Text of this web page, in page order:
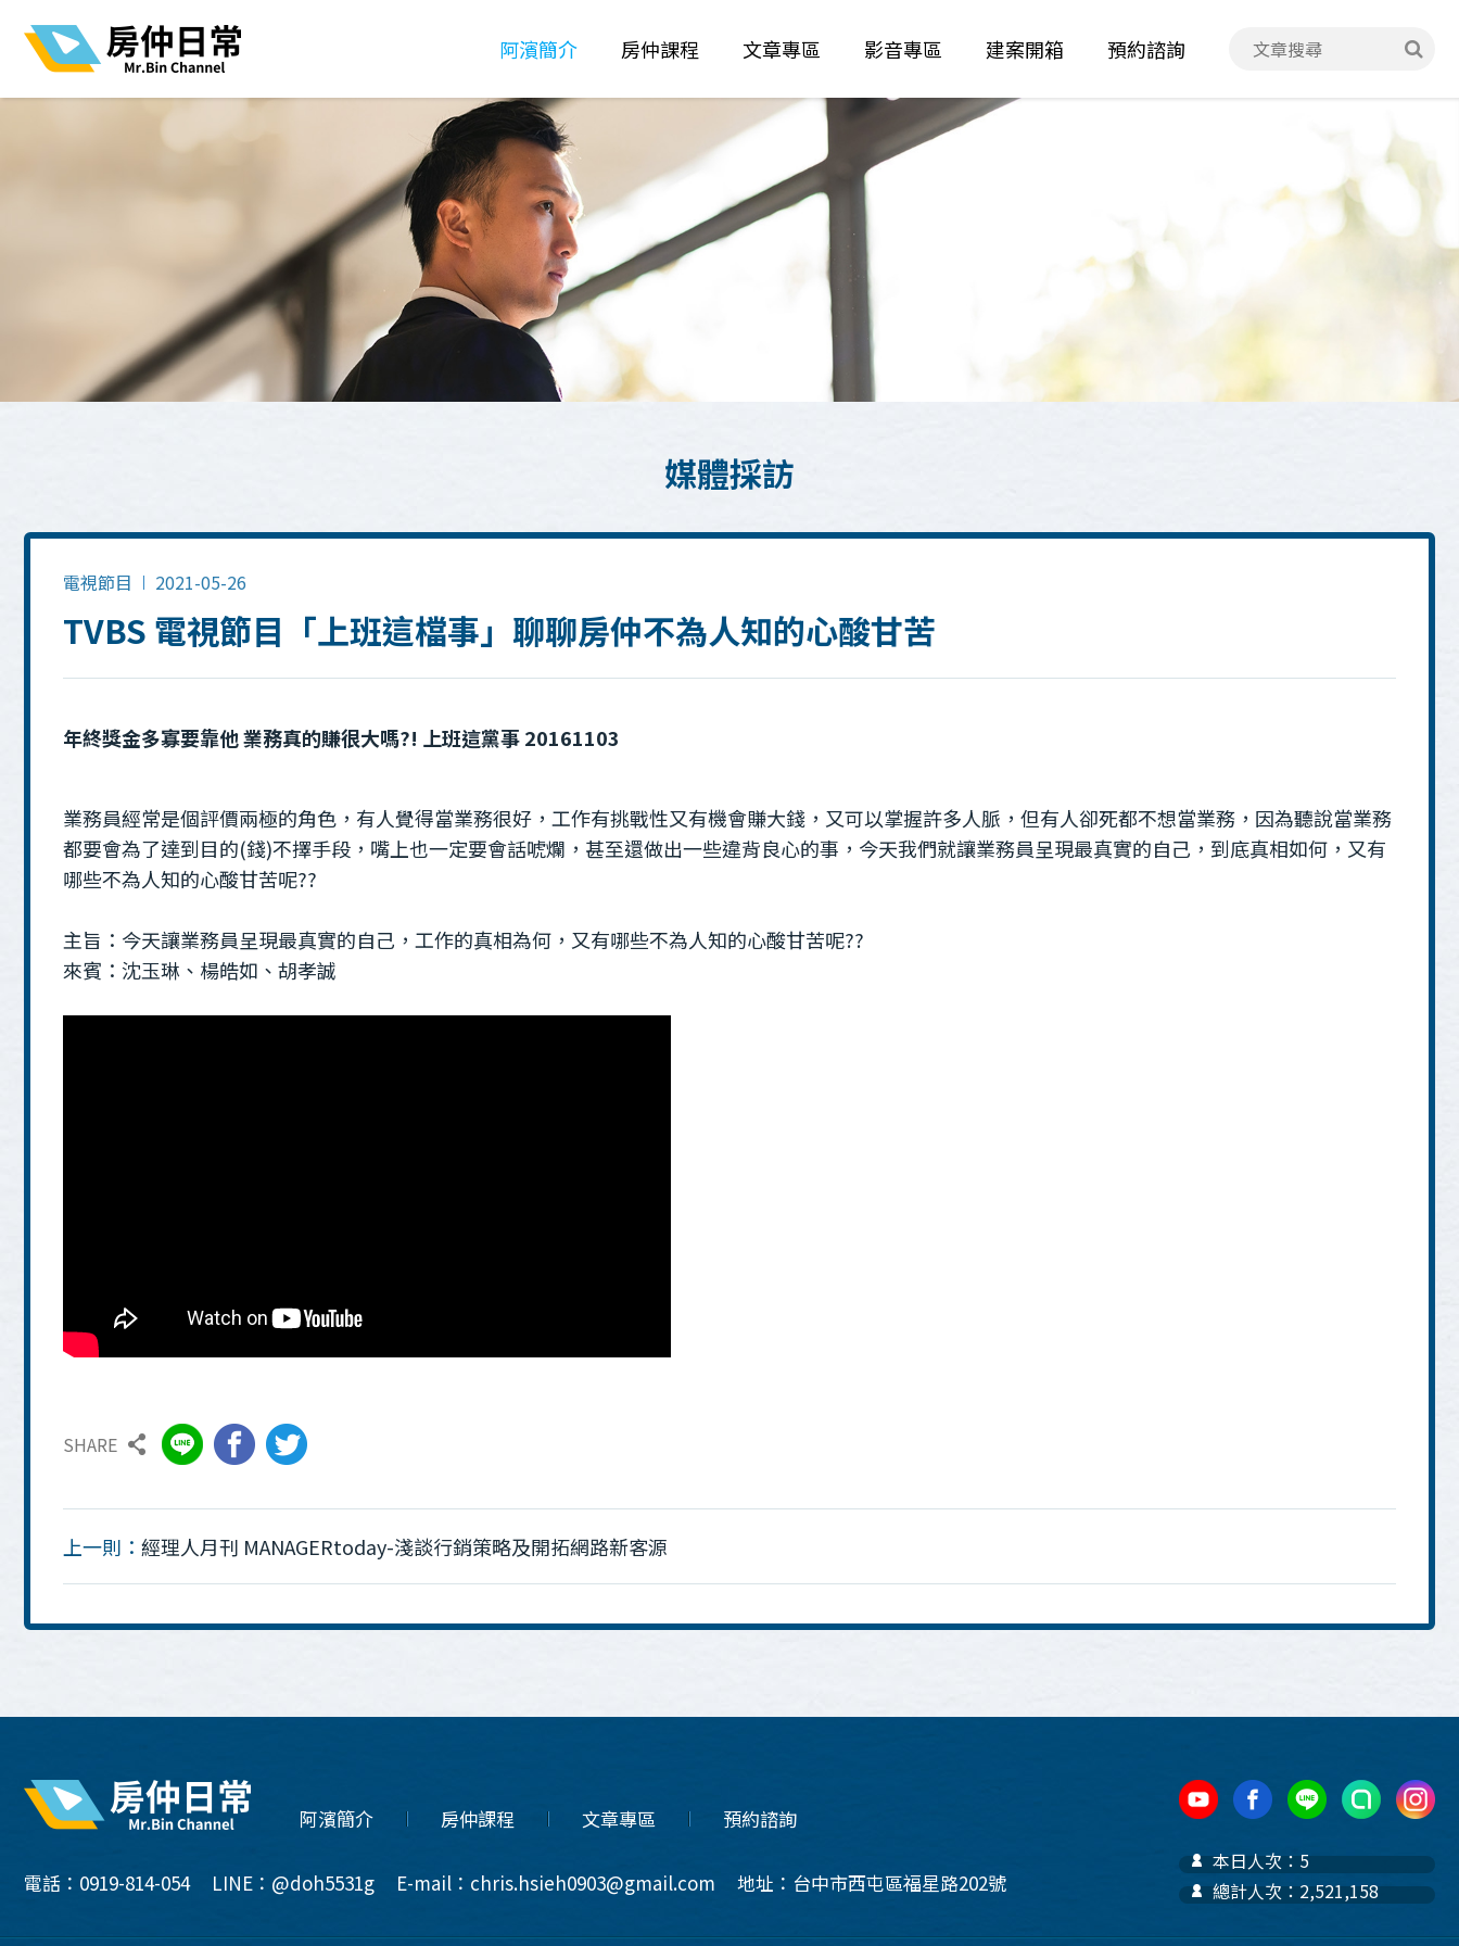
阿濱簡介 房仲課程 文章專區 影音專區 建案開箱 預約諮詢
媒體採訪
電視節目 2021-05-26
TVBS 電視節目「上班這檔事」聊聊房仲不為人知的心酸甘苦
年終獎金多寡要靠他 業務真的賺很大嗎?! 上班這黨事 20161103
業務員經常是個評價兩極的角色，有人覺得當業務很好，工作有挑戰性又有機會賺大錢，又可以掌握許多人脈，但有人卻死都不想當業務，因為聽說當業務
都要會為了達到目的(錢)不擇手段，嘴上也一定要會話唬爛，甚至還做出一些違背良心的事，今天我們就讓業務員呈現最真實的自己，到底真相如何，又有
哪些不為人知的心酸甘苦呢??
主旨：今天讓業務員呈現最真實的自己，工作的真相為何，又有哪些不為人知的心酸甘苦呢??
來賓：沈玉琳、楊皓如、胡孝誠
SHARE
上一則： 經理人月刊 MANAGERtoday-淺談行銷策略及開拓網路新客源
阿濱簡介 房仲課程 文章專區 預約諮詢
電話：0919-814-054 LINE：@doh5531g E-mail：chris.hsieh0903@gmail.com 地址：台中市西屯區福星路202號
本日人次：5
總計人次：2,521,158